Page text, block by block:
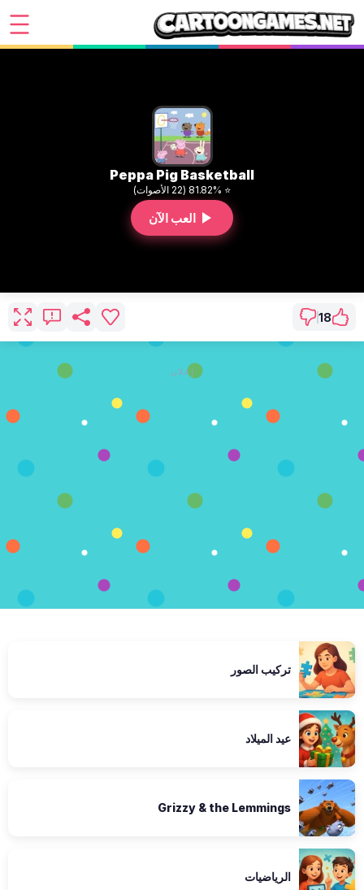
Peppa Pig Basketball
⭐ 81.82% (22 الأصوات)
العب الآن
18
إعلان
تركيب الصور
عيد الميلاد
Grizzy & the Lemmings
الرياضيات